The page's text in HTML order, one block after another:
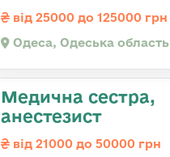
від 25000 до 125000 грн
Одеса, Одеська область
Медична сестра,
анестезист
від 21000 до 50000 грн